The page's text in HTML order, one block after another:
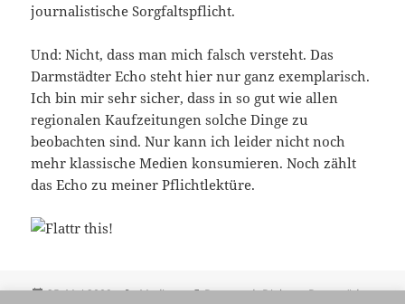
journalistische Sorgfaltspflicht.
Und: Nicht, dass man mich falsch versteht. Das
Darmstädter Echo steht hier nur ganz exemplarisch.
Ich bin mir sehr sicher, dass in so gut wie allen
regionalen Kaufzeitungen solche Dinge zu
beobachten sind. Nur kann ich leider nicht noch
mehr klassische Medien konsumieren. Noch zählt
das Echo zu meiner Pflichtlektüre.
Veröffentlicht
25. Mai 2009 Kategorien
Medien Schlagwörter
Darmstadt-Dieburg,Darmstädter